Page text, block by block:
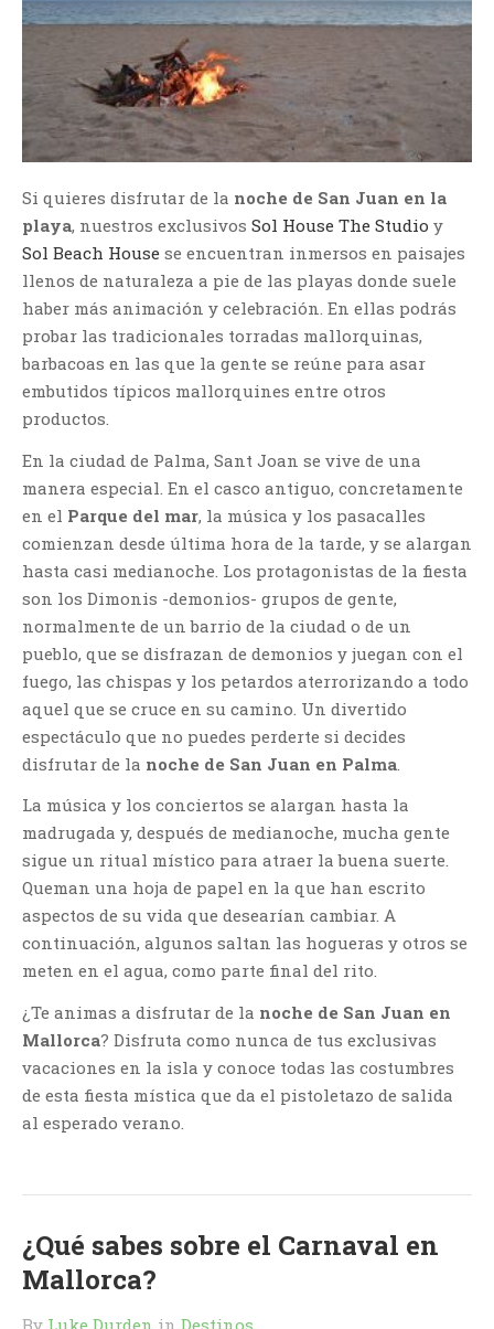
Si quieres disfrutar de la noche de San Juan en la
playa, nuestros exclusivos Sol House The Studio y
Sol Beach House se encuentran inmersos en paisajes
llenos de naturaleza a pie de las playas donde suele
haber más animación y celebración. En ellas podrás
probar las tradicionales torradas mallorquinas,
barbacoas en las que la gente se reúne para asar
embutidos típicos mallorquines entre otros
productos.
En la ciudad de Palma, Sant Joan se vive de una
manera especial. En el casco antiguo, concretamente
en el Parque del mar, la música y los pasacalles
comienzan desde última hora de la tarde, y se alargan
hasta casi medianoche. Los protagonistas de la fiesta
son los Dimonis -demonios- grupos de gente,
normalmente de un barrio de la ciudad o de un
pueblo, que se disfrazan de demonios y juegan con el
fuego, las chispas y los petardos aterrorizando a todo
aquel que se cruce en su camino. Un divertido
espectáculo que no puedes perderte si decides
disfrutar de la noche de San Juan en Palma
La música y los conciertos se alargan hasta la
madrugada y, después de medianoche, mucha gente
sigue un ritual místico para atraer la buena suerte.
Queman una hoja de papel en la que han escrito
aspectos de su vida que desearían cambiar. A
continuación, algunos saltan las hogueras y otros se
meten en el agua, como parte final del rito.
¿Te animas a disfrutar de la noche de San Juan en
Mallorca? Disfruta como nunca de tus exclusivas
vacaciones en la isla y conoce todas las costumbres
de esta fiesta mística que da el pistoletazo de salida
al esperado verano.
¿Qué sabes sobre el Carnaval en
Mallorca?
By Luke Durden in Destinos